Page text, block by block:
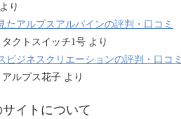
り
たアルプスアルパインの評判・口コミ
タクトスイッチ1号 より
ビジネスクリエーションの評判・口コミ
アルプス花子 より
イトについて